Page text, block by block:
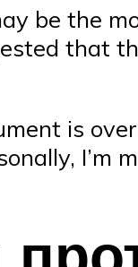
be the
that
is
I’m